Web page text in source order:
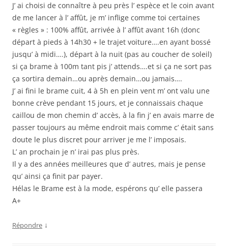
J’ ai choisi de connaître à peu près l’ espèce et le coin avant
de me lancer à l’ affût, je m’ inflige comme toi certaines
« règles » : 100% affût, arrivée à l’ affût avant 16h (donc
départ à pieds à 14h30 + le trajet voiture….en ayant bossé
jusqu’ à midi….), départ à la nuit (pas au coucher de soleil)
si ça brame à 100m tant pis j’ attends….et si ça ne sort pas
ça sortira demain…ou après demain…ou jamais….
J’ ai fini le brame cuit, 4 à 5h en plein vent m’ ont valu une
bonne crève pendant 15 jours, et je connaissais chaque
caillou de mon chemin d’ accès, à la fin j’ en avais marre de
passer toujours au même endroit mais comme c’ était sans
doute le plus discret pour arriver je me l’ imposais.
L’ an prochain je n’ irai pas plus près.
Il y a des années meilleures que d’ autres, mais je pense
qu’ ainsi ça finit par payer.
Hélas le Brame est à la mode, espérons qu’ elle passera
A+
Répondre ↓